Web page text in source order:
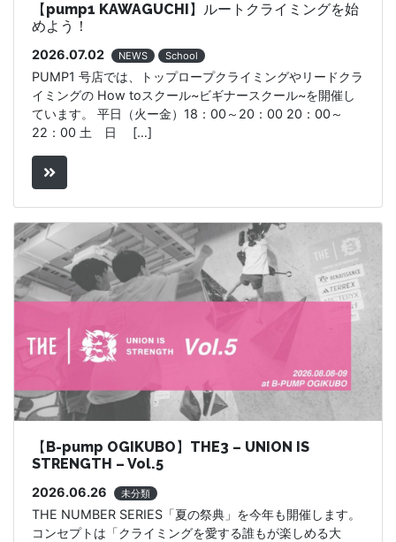
【pump1 KAWAGUCHI】ルートクライミングを始
めよう！
2026.07.02 NEWS School
PUMP1 号店では、トップロープクライミングやリードクラ
イミングの How toスクール~ビギナースクール~を開催し
ています。 平日（火ー金）18：00～20：00 20：00～
22：00 土 日 […]
【B-pump OGIKUBO】THE3 – UNION IS
STRENGTH – Vol.5
2026.06.26 未分類
THE NUMBER SERIES「夏の祭典」を今年も開催します。
コンセプトは「クライミングを愛する誰もが楽しめる大